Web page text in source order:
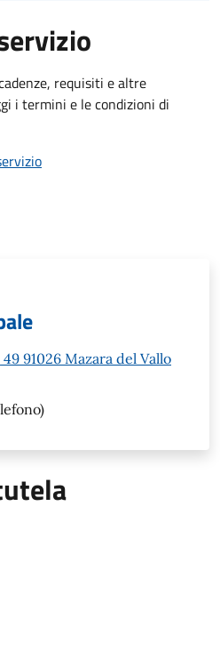
requisiti e altre
i termini e le condizioni di
91026 Mazara del Vallo